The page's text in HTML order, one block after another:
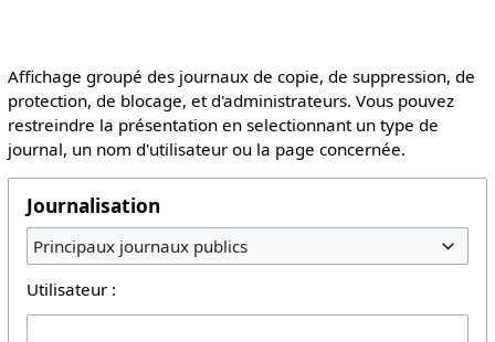
Affichage groupé des journaux de copie, de suppression, de
protection, de blocage, et d'administrateurs. Vous pouvez
restreindre la présentation en selectionnant un type de
journal, un nom d'utilisateur ou la page concernée.
Journalisation
Principaux journaux publics
Utilisateur :